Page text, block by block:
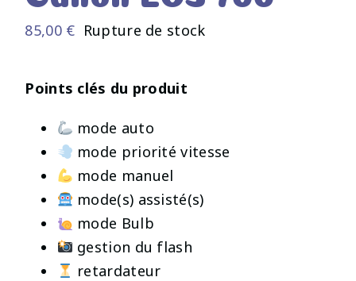
85,00 € Rupture de stock
Points clés du produit
mode auto
mode priorité vitesse
mode manuel
mode(s) assisté(s)
mode Bulb
gestion du flash
retardateur